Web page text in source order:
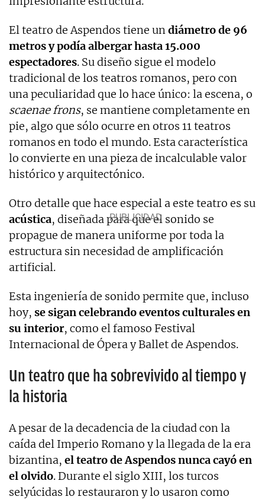
El teatro de Aspendos tiene undiámetro de 96
metros y podía albergar hasta 15.000
espectadores. Su diseño sigue el modelo
tradicional de los teatros romanos, pero con
una peculiaridad que lo hace único: la escena, o
scaenae frons, se mantiene completamente en
pie, algo que sólo ocurre en otros 11 teatros
romanos en todo el mundo. Esta característica
lo convierte en una pieza de incalculable valor
histórico y arquitectónico.
Otro detalle que hace especial a este teatro es su
acústica, diseñada para que el sonido se
propague de manera uniforme por toda la
estructura sin necesidad de amplificación
artificial.
Esta ingeniería de sonido permite que, incluso
hoy, se sigan celebrando eventos culturales en
su interior, como el famoso Festival
Internacional de Ópera y Ballet de Aspendos.
Un teatro que ha sobrevivido al tiempo y
la historia
A pesar de la decadencia de la ciudad con la
caída del Imperio Romano y la llegada de la era
bizantina, el teatro de Aspendos nunca cayó en
el olvido. Durante el siglo XIII, los turcos
selyúcidas lo restauraron y lo usaron como